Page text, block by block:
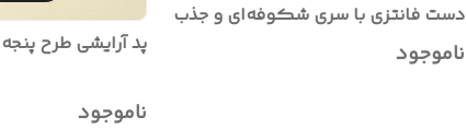
دست فانتزی با سری شکوفه‌ای و جذب
سریع
ناموجود پد آرایشی طرح
ناموجود